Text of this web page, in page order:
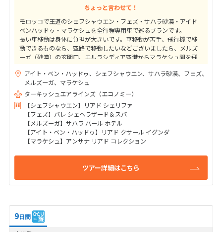
ちょっと言わせて！
モロッコで王道のシェフシャウエン・フェズ・サハラ砂漠・アイド
ベンハッドゥ・マラケシュを全行程専用車で巡るプランです。
長い車移動は身体に負担が大きいです。車移動が苦手、飛行機で移
動できるものなら、空路で移動したいなどございましたら、メルズ
ーガ（砂漠）の玄関口、エルラシディア空港からマラケシュ間を飛
アイト・ベン・ハッドゥ、シェフシャウエン、サハラ砂漠、フェズ、
メルズーガ、マラケシュ
ターキッシュエアラインズ（エコノミー）
【シェフシャウエン】リアド シェリファ
【フェズ】パレ シェヘラザード＆スパ
【メルズーガ】サハラ パール ホテル
【アイト・ベン・ハッドゥ】リアド クサール イグンダ
【マラケシュ】アンサナ リアド コレクション
ツアー詳細はこちら
9日間